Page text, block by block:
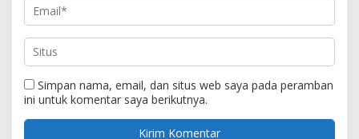
Simpan nama, email, dan situs web saya pada peramban
ini untuk komentar saya berikutnya.